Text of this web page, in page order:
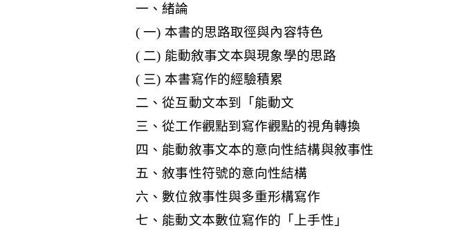
一、緒論
( 一) 本書的思路取徑與內容特色
( 二) 能動敘事文本與現象學的思路
( 三) 本書寫作的經驗積累
二、從互動文本到「能動文
三、從工作觀點到寫作觀點的視角轉換
四、能動敘事文本的意向性結構與敘事性
五、敘事性符號的意向性結構
六、數位敘事性與多重形構寫作
七、能動文本數位寫作的「上手性」